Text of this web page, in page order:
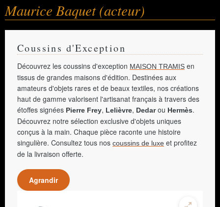
Maurice Baquet (acteur)
Coussins d'Exception
Découvrez les coussins d'exception MAISON TRAMIS en
tissus de grandes maisons d'édition. Destinées aux
amateurs d'objets rares et de beaux textiles, nos créations
haut de gamme valorisent l'artisanat français à travers des
étoffes signées Pierre Frey, Lelièvre, Dedarou Hermès.
Découvrez notre sélection exclusive d'objets uniques
conçus à la main. Chaque pièce raconte une histoire
singulière. Consultez tous nos coussins de luxe et profitez
de la livraison offerte.
Agrandir